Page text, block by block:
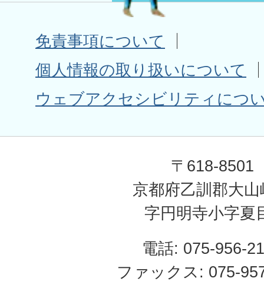
免責事項について
個人情報の取り扱いについて
ウェブアクセシビリティにつ
〒618-8501
京都府乙訓郡大山
字円明寺小字夏
電話: 075-956-
ファックス: 075-